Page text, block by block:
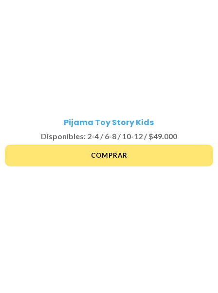
Pijama Toy Story Kids
Disponibles: 2-4 / 6-8 / 10-12 / $49.000
COMPRAR